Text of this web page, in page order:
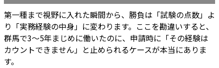
第一種まで視野に入れた瞬間から、勝負は「試験の点数」よ
り「実務経験の中身」に変わります。ここを勘違いすると、
群馬で3〜5年まじめに働いたのに、申請時に「その経験は
カウントできません」と止められるケースが本当にありま
す。